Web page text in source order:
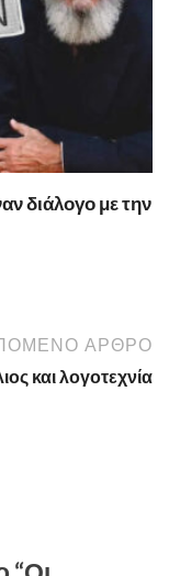
διάλογο με την
ΑΡΘΡΟ
και λογοτεχνία